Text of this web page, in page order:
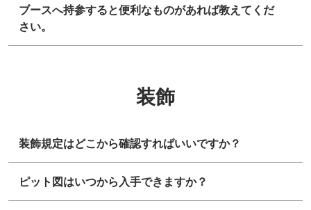
ブースへ持参すると便利なものがあれば教えてくだ
さい。
装飾
装飾規定はどこから確認すればいいですか？
ピット図はいつから入手できますか？